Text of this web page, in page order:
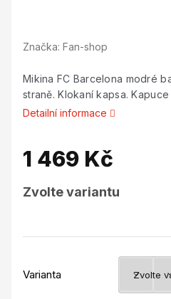
Značka: Fan-shop
Mikina FC Barcelona modré
straně. Klokaní kapsa.
Detailní informace
1 469 Kč
cena:
Zvolte variantu
Varianta